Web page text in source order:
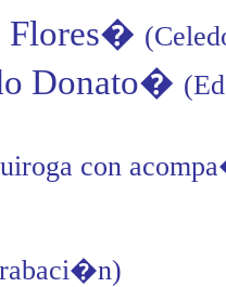
�
Donato�
con